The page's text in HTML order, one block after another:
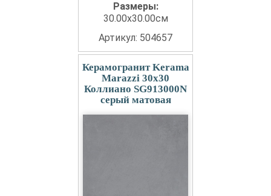
Размеры:
30.00x30.00см
Артикул: 504657
Керамогранит Kerama
Marazzi 30x30
Коллиано SG913000N
серый матовая